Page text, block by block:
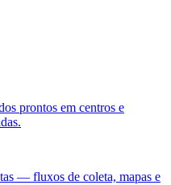
prontos em centros e
— fluxos de coleta, mapas e